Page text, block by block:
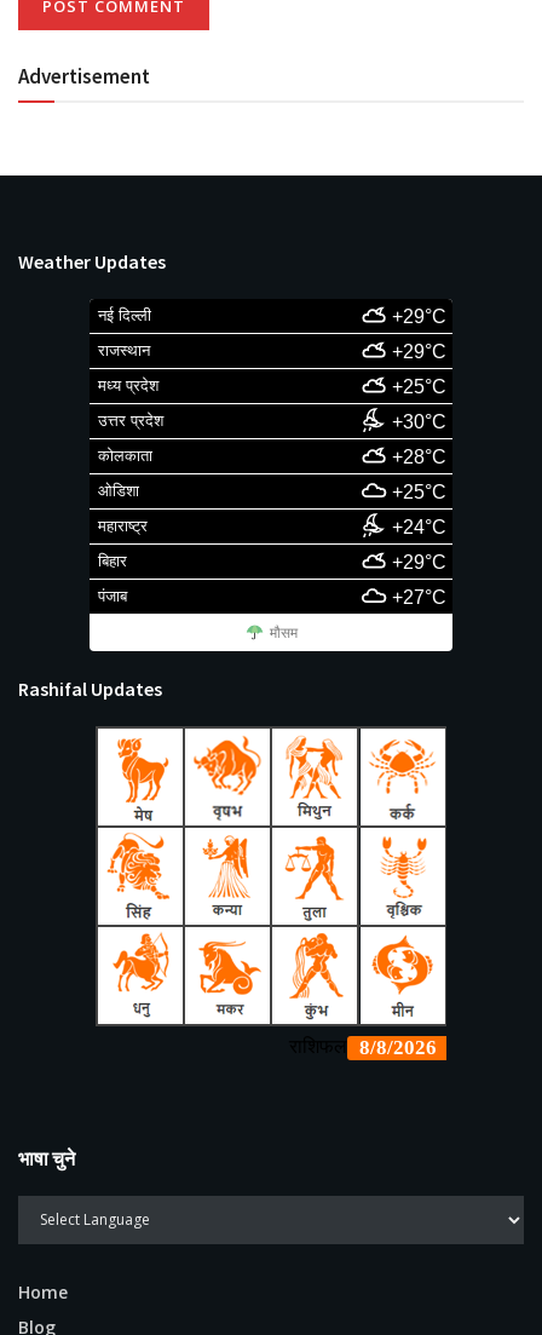
Advertisement
Weather Updates
नई दिल्ली +29°C
राजस्थान +29°C
मध्य प्रदेश +25°C
उत्तर प्रदेश +30°C
कोलकाता +28°C
ओडिशा +25°C
महाराष्ट्र +24°C
बिहार +29°C
पंजाब +27°C
मौसम
Rashifal Updates
भाषा चुने
Home
Blog